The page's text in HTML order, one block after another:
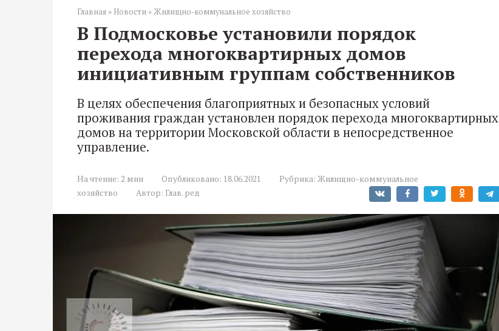
Главная » Новости »Жилищно-коммунальное хозяйство
В Подмосковье установили порядок
перехода многоквартирных домов
инициативным группам собственников
В целях обеспечения благоприятных и безопасных условий
проживания граждан установлен порядок перехода многоквартирных
домов на территории Московской области в непосредственное
управление.
На чтение: 2 мин Опубликовано: 18.06.2021 Рубрика: Жилищно-коммунальное
хозяйство
Автор: Глав. ред